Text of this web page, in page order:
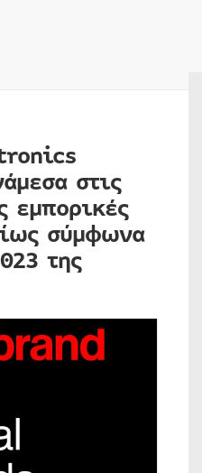
στις
εμπορικές
σύμφωνα
της